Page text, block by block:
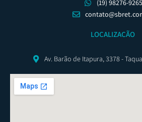
(19) 98276-9265
LOCALIZAÇÃO
Av. Barão de Itapura, 3378 -